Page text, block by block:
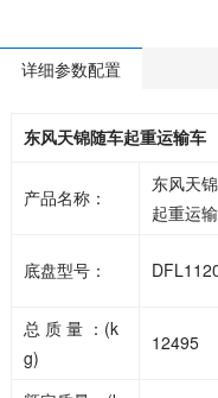
详细参数配置
东风天锦随车起重运输车
产品名称：
东风天
起重运
底盘型号：
总 质 量 ：(k
g)
12495